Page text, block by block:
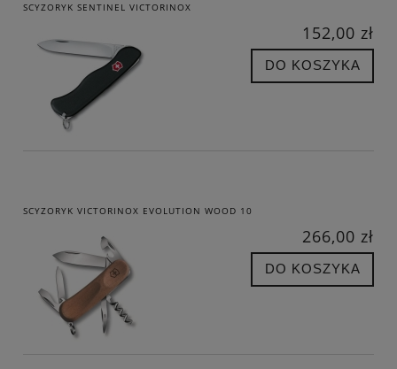
SCYZORYK SENTINEL VICTORINOX
152,00 zł
DO KOSZYKA
SCYZORYK VICTORINOX EVOLUTION WOOD 10
266,00 zł
DO KOSZYKA